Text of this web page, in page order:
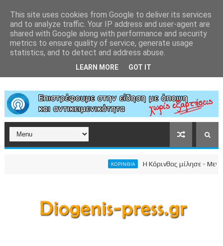
ΚΟΡΙΝΘΙΑ Η Κόρινθος μίλησε -
This site uses cookies from Google to deliver its services
and to analyze traffic. Your IP address and user-agent are
shared with Google along with performance and security
metrics to ensure quality of service, generate usage
statistics, and to detect and address abuse.
LEARN MORE GOT IT